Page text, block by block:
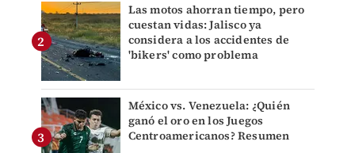
Las motos ahorran tiempo, pero
cuestan vidas: Jalisco ya
considera a los accidentes de
'bikers' como problema
México vs. Venezuela: ¿Quién
ganó el oro en los Juegos
Centroamericanos? Resumen